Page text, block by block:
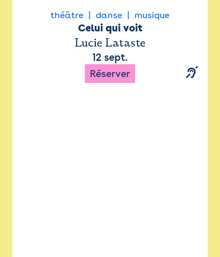
théâtre danse musique
Celui qui voit
Lucie Lataste
12 sept.
Réserver